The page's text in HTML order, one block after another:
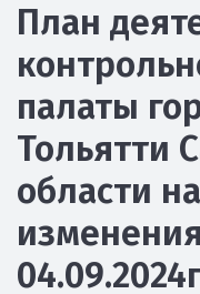
План
палаты
Тольятти
области